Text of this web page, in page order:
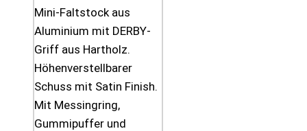
Mini-Faltstock aus
Aluminium mit DERBY-
Griff aus Hartholz.
Höhenverstellbarer
Schuss mit Satin Finish.
Mit Messingring,
Gummipuffer und